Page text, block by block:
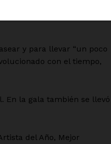
del Sitio
de canciones de su
y para llevar “un poco
con el tiempo,
En la gala también se llevó
del Año, Mejor